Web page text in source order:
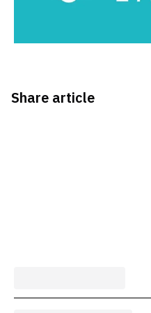
Share article